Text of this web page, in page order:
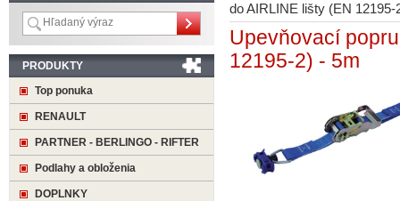
do AIRLINE lišty (EN 12195-
Upevňovací
12195-2) - 5m
PRODUKTY
Top ponuka
RENAULT
PARTNER - BERLINGO - RIFTER
Podlahy a obloženia
DOPLNKY